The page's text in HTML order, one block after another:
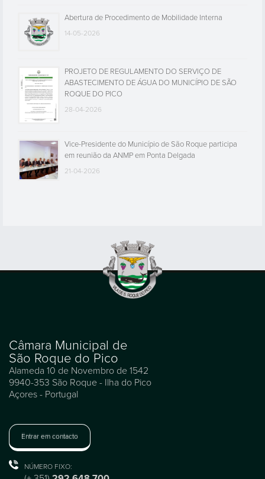
Abertura de Procedimento de Mobilidade Interna
14-05-2026
PROJETO DE REGULAMENTO DO SERVIÇO DE
ABASTECIMENTO DE ÁGUA DO MUNICÍPIO DE SÃO
ROQUE DO PICO
28-04-2026
Vice-Presidente do Município de São Roque participa
em reunião da ANMP em Ponta Delgada
21-04-2026
Câmara Municipal de
São Roque do Pico
Alameda 10 de Novembro de 1542
9940-353 São Roque - Ilha do Pico
Açores - Portugal
Entrar em contacto
NÚMERO FIXO: